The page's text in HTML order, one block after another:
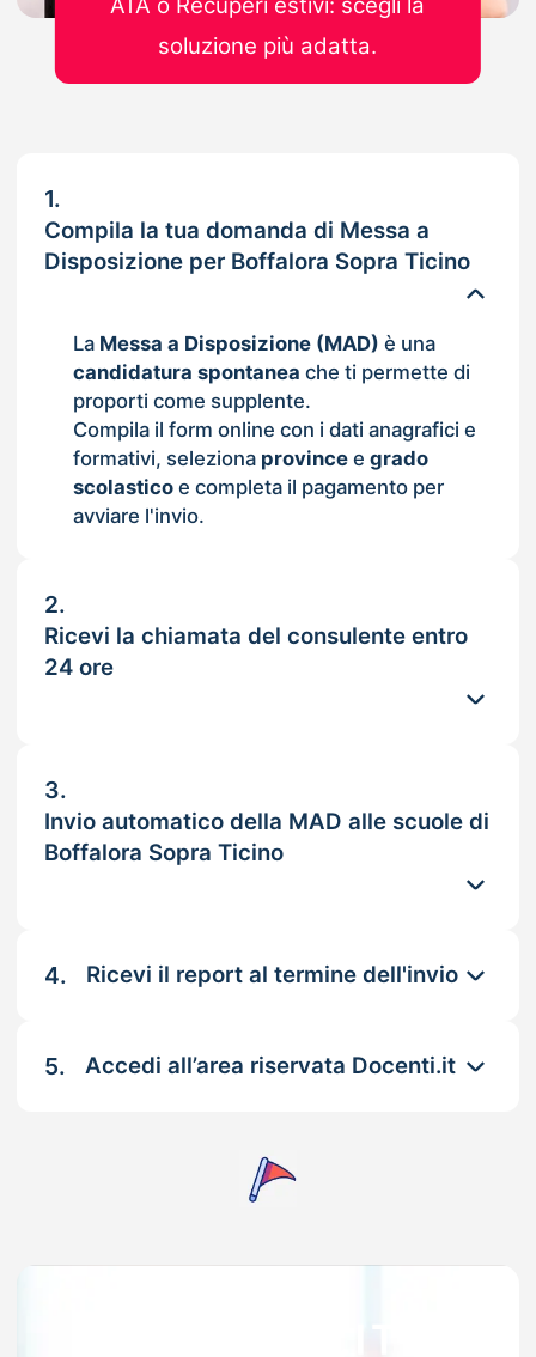
1.
Compila la tua domanda di Messa a
Disposizione per Boffalora Sopra Ticino
La Messa a Disposizione (MAD) è una
candidatura spontanea che ti permette di
proporti come supplente.
Compila il form online con i dati anagrafici e
formativi, seleziona provincee grado
scolasticoe completa il pagamento per
avviare l'invio.
2.
Ricevi la chiamata del consulente entro
24 ore
3.
Invio automatico della MAD alle scuole di
Boffalora Sopra Ticino
4. Ricevi il report al termine dell'invio
5. Accedi all’area riservata Docenti.it
ATA o Recuperi estivi: scegli la
soluzione più adatta.